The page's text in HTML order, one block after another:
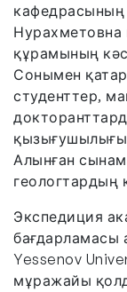
кафедрасының
құрамының
Сонымен
студенттер,
Алынған
геологтардың
Экспедиция
Yessenov
мұражайы